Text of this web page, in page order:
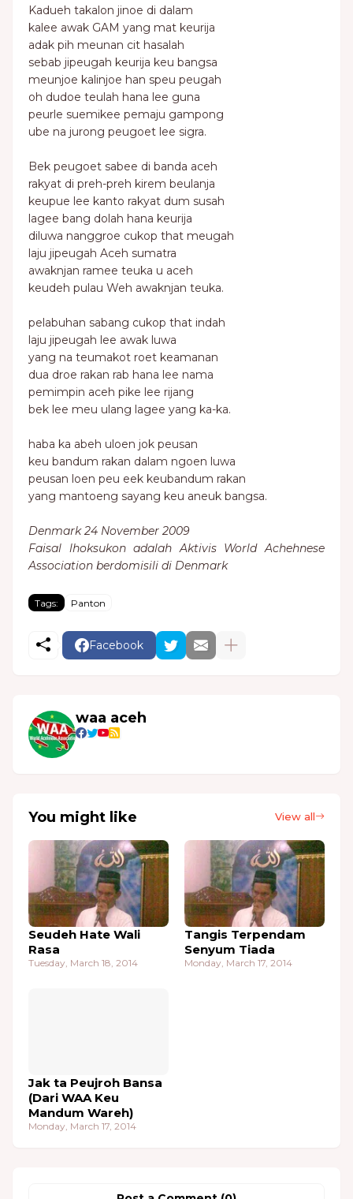
Kadueh takalon jinoe di dalam
kalee awak GAM yang mat keurija
adak pih meunan cit hasalah
sebab jipeugah keurija keu bangsa
meunjoe kalinjoe han speu peugah
oh dudoe teulah hana lee guna
peurle suemikee pemaju gampong
ube na jurong peugoet lee sigra.
Bek peugoet sabee di banda aceh
rakyat di preh-preh kirem beulanja
keupue lee kanto rakyat dum susah
lagee bang dolah hana keurija
diluwa nanggroe cukop that meugah
laju jipeugah Aceh sumatra
awaknjan ramee teuka u aceh
keudeh pulau Weh awaknjan teuka.
pelabuhan sabang cukop that indah
laju jipeugah lee awak luwa
yang na teumakot roet keamanan
dua droe rakan rab hana lee nama
pemimpin aceh pike lee rijang
bek lee meu ulang lagee yang ka-ka.
haba ka abeh uloen jok peusan
keu bandum rakan dalam ngoen luwa
peusan loen peu eek keubandum rakan
yang mantoeng sayang keu aneuk bangsa.
Denmark 24 November 2009
Faisal lhoksukon adalah Aktivis World Achehnese
Association berdomisili di Denmark
Tags: Panton
Facebook
waa aceh
You might like View all
Seudeh Hate Wali
Rasa
Tuesday, March 18, 2014
Tangis Terpendam
Senyum Tiada
Monday, March 17, 2014
Jak ta Peujroh Bansa
(Dari WAA Keu
Mandum Wareh)
Monday, March 17, 2014